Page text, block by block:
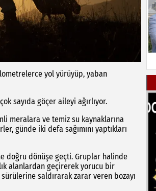
yol yürüyüp, yaban
sayıda göçer aileyi ağırlıyor.
meralara ve temiz su kaynaklarına
günde iki defa sağımını yaptıkları
doğru dönüşe geçti. Gruplar halinde
alanlardan geçirerek yorucu bir
saldırarak zarar veren bozayı